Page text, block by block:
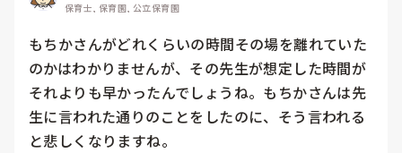
保育士, 保育園, 公立保育園
もちかさんがどれくらいの時間その場を離れていた
のかはわかりませんが、その先生が想定した時間が
それよりも早かったんでしょうね。もちかさんは先
生に言われた通りのことをしたのに、そう言われる
と悲しくなりますね。